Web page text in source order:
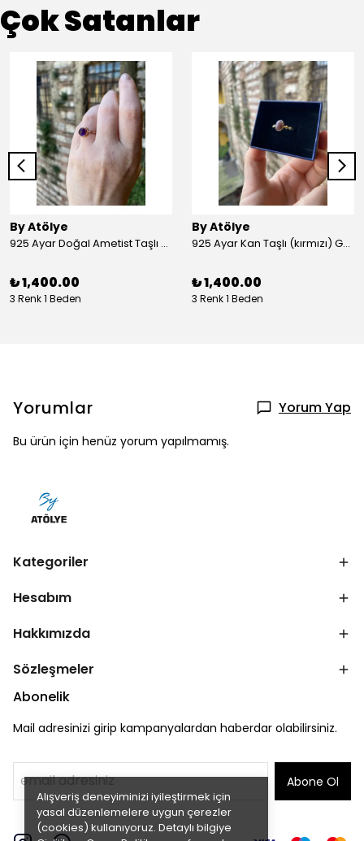
Alışveriş deneyiminizi iyileştirmek için
yasal düzenlemelere uygun çerezler
(cookies) kullanıyoruz. Detaylı bilgiye
Çok Satanlar
By Atölye
925 Ayar Doğal Ametist Taşlı Yuvarlak Gümüş Yüzük
₺ 1,400.00
3 Renk 1 Beden
By Atölye
925 Ayar Kan Taşlı (kırmızı) Gümüş Yüzük
₺ 1,400.00
3 Renk 1 Beden
Yorumlar Yorum Yap
Bu ürün için henüz yorum yapılmamış.
Kategoriler
Hesabım
Hakkımızda
Sözleşmeler
Abonelik
Mail adresinizi girip kampanyalardan haberdar olabilirsiniz.
Abone Ol